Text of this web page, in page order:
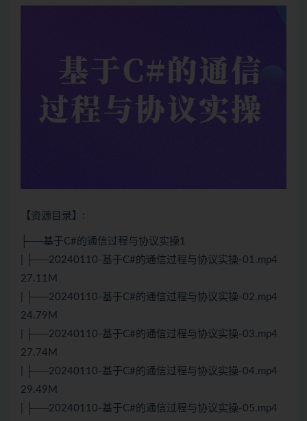
【资源目录】:
├──基于C#的通信过程与协议实操1
| ├──20240110-基于C#的通信过程与协议实操-01.mp4
27.11M
| ├──20240110-基于C#的通信过程与协议实操-02.mp4
24.79M
| ├──20240110-基于C#的通信过程与协议实操-03.mp4
27.74M
| ├──20240110-基于C#的通信过程与协议实操-04.mp4
29.49M
| ├──20240110-基于C#的通信过程与协议实操-05.mp4